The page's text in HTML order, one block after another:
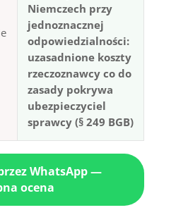
Niemczech przy
jednoznacznej
odpowiedzialności:
uzasadnione koszty
rzeczoznawcy co do
zasady pokrywa
ubezpieczyciel
sprawcy (§ 249 BGB)
WhatsApp —
ocena